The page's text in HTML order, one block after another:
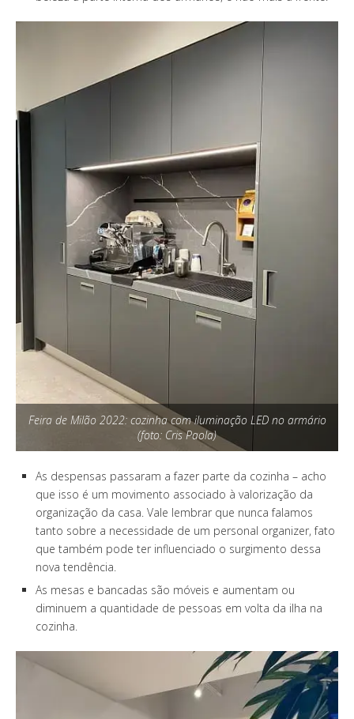
Feira de Milão 2022: cozinha com iluminação LED no armário
(foto: Cris Paola)
As despensas passaram a fazer parte da cozinha – acho
que isso é um movimento associado à valorização da
organização da casa. Vale lembrar que nunca falamos
tanto sobre a necessidade de um personal organizer, fato
que também pode ter influenciado o surgimento dessa
nova tendência.
As mesas e bancadas são móveis e aumentam ou
diminuem a quantidade de pessoas em volta da ilha na
cozinha.